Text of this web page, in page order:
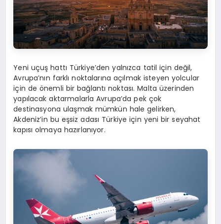
Yeni uçuş hattı Türkiye’den yalnızca tatil için değil,
Avrupa’nın farklı noktalarına açılmak isteyen yolcular
için de önemli bir bağlantı noktası. Malta üzerinden
yapılacak aktarmalarla Avrupa’da pek çok
destinasyona ulaşmak mümkün hale gelirken,
Akdeniz’in bu eşsiz adası Türkiye için yeni bir seyahat
kapısı olmaya hazırlanıyor.